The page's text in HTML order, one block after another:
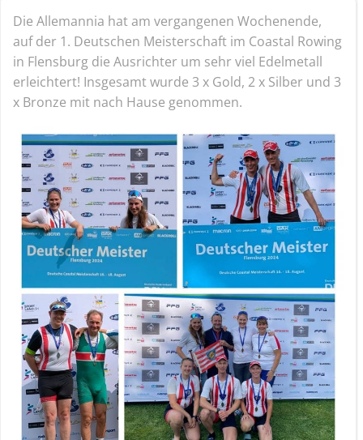
Die Allemannia hat am vergangenen Wochenende,
auf der 1. Deutschen Meisterschaft im Coastal Rowing
in Flensburg die Ausrichter um sehr viel Edelmetall
erleichtert! Insgesamt wurde 3 x Gold, 2 x Silber und 3
x Bronze mit nach Hause genommen.